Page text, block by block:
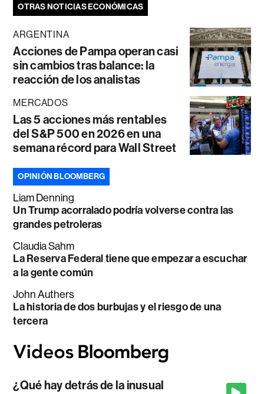
OTRAS NOTICIAS ECONÓMICAS
ARGENTINA
Acciones de Pampa operan casi
sin cambios tras balance: la
reacción de los analistas
MERCADOS
Las 5 acciones más rentables
del S&P 500 en 2026 en una
semana récord para Wall Street
OPINIÓN BLOOMBERG
Liam Denning
Un Trump acorralado podría volverse contra las
grandes petroleras
Claudia Sahm
La Reserva Federal tiene que empezar a escuchar
a la gente común
John Authers
La historia de dos burbujas y el riesgo de una
tercera
¿Qué hay detrás de la inusual